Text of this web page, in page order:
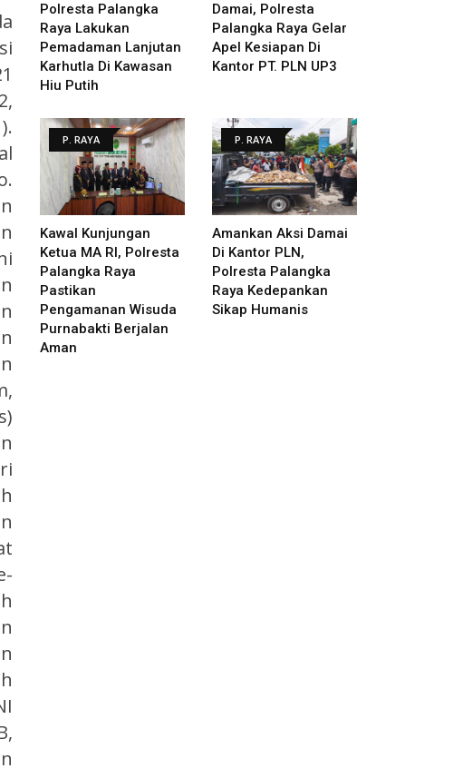
Polresta Palangka
Raya Lakukan
Pemadaman Lanjutan
Karhutla Di Kawasan
Hiu Putih
Damai, Polresta
Palangka Raya Gelar
Apel Kesiapan Di
Kantor PT. PLN UP3
P. RAYA
Kawal Kunjungan
Ketua MA RI, Polresta
Palangka Raya
Pastikan
Pengamanan Wisuda
Purnabakti Berjalan
Aman
P. RAYA
Amankan Aksi Damai
Di Kantor PLN,
Polresta Palangka
Raya Kedepankan
Sikap Humanis